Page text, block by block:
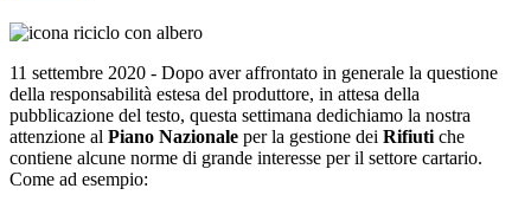
11 settembre 2020 - Dopo aver affrontato in generale la questione
della responsabilità estesa del produttore, in attesa della
pubblicazione del testo, questa settimana dedichiamo la nostra
attenzione al Piano Nazionale per la gestione dei Rifiuti che
contiene alcune norme di grande interesse per il settore cartario.
Come ad esempio: